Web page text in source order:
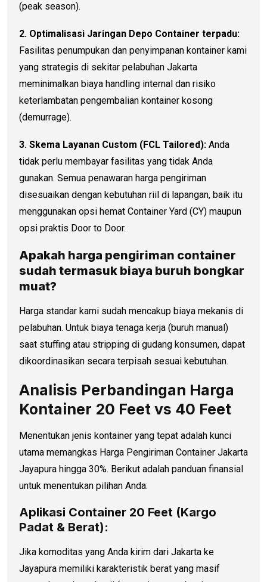
(peak season).
2. Optimalisasi Jaringan Depo Container terpadu:
Fasilitas penumpukan dan penyimpanan kontainer kami
yang strategis di sekitar pelabuhan Jakarta
meminimalkan biaya handling internal dan risiko
keterlambatan pengembalian kontainer kosong
(demurrage).
3. Skema Layanan Custom (FCL Tailored): Anda
tidak perlu membayar fasilitas yang tidak Anda
gunakan. Semua penawaran harga pengiriman
disesuaikan dengan kebutuhan riil di lapangan, baik itu
menggunakan opsi hemat Container Yard (CY) maupun
opsi praktis Door to Door.
Apakah harga pengiriman container
sudah termasuk biaya buruh bongkar
muat?
Harga standar kami sudah mencakup biaya mekanis di
pelabuhan. Untuk biaya tenaga kerja (buruh manual)
saat stuffing atau stripping di gudang konsumen, dapat
dikoordinasikan secara terpisah sesuai kebutuhan.
Analisis Perbandingan Harga
Kontainer 20 Feet vs 40 Feet
Menentukan jenis kontainer yang tepat adalah kunci
utama memangkas Harga Pengiriman Container Jakarta
Jayapura hingga 30%. Berikut adalah panduan finansial
untuk menentukan pilihan Anda:
Aplikasi Container 20 Feet (Kargo
Padat & Berat):
Jika komoditas yang Anda kirim dari Jakarta ke
Jayapura memiliki karakteristik berat yang masif